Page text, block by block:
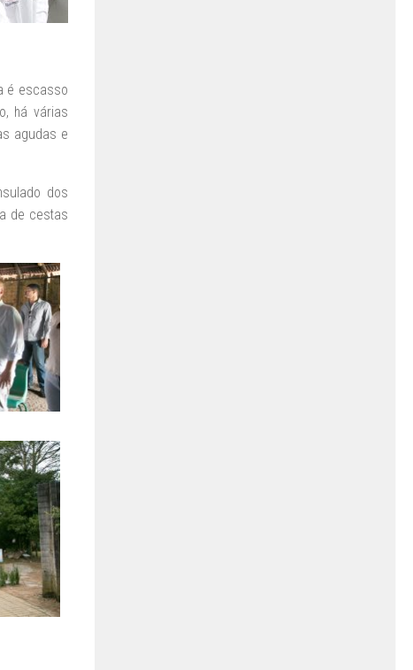
é escasso
há várias
agudas e
dos
de cestas